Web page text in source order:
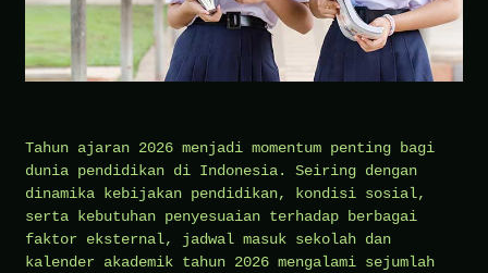
Tahun ajaran 2026 menjadi momentum penting bagi
dunia pendidikan di Indonesia. Seiring dengan
dinamika kebijakan pendidikan, kondisi sosial,
serta kebutuhan penyesuaian terhadap berbagai
faktor eksternal, jadwal masuk sekolah dan
kalender akademik tahun 2026 mengalami sejumlah